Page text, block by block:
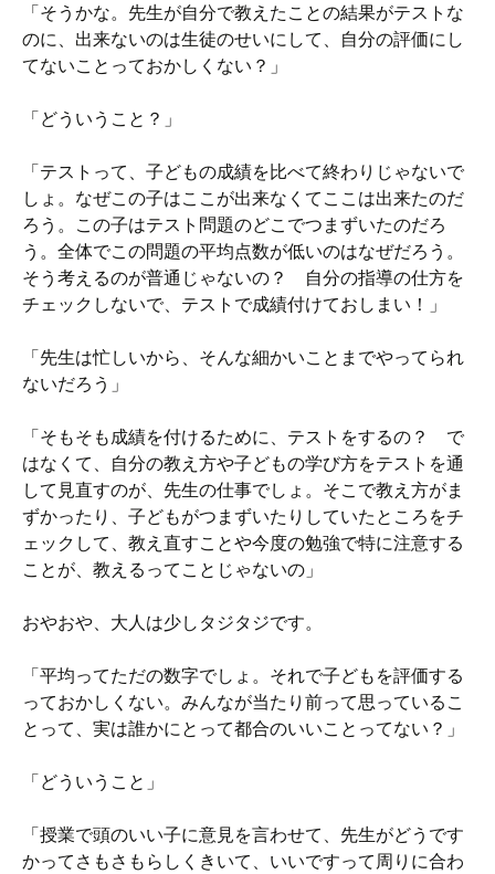
「そうかな。先生が自分で教えたことの結果がテストな
のに、出来ないのは生徒のせいにして、自分の評価にし
てないことっておかしくない？」
「どういうこと？」
「テストって、子どもの成績を比べて終わりじゃないで
しょ。なぜこの子はここが出来なくてここは出来たのだ
ろう。この子はテスト問題のどこでつまずいたのだろ
う。全体でこの問題の平均点数が低いのはなぜだろう。
そう考えるのが普通じゃないの？ 自分の指導の仕方を
チェックしないで、テストで成績付けておしまい！」
「先生は忙しいから、そんな細かいことまでやってられ
ないだろう」
「そもそも成績を付けるために、テストをするの？ で
はなくて、自分の教え方や子どもの学び方をテストを通
して見直すのが、先生の仕事でしょ。そこで教え方がま
ずかったり、子どもがつまずいたりしていたところをチ
ェックして、教え直すことや今度の勉強で特に注意する
ことが、教えるってことじゃないの」
おやおや、大人は少しタジタジです。
「平均ってただの数字でしょ。それで子どもを評価する
っておかしくない。みんなが当たり前って思っているこ
とって、実は誰かにとって都合のいいことってない？」
「どういうこと」
「授業で頭のいい子に意見を言わせて、先生がどうです
かってさもさもらしくきいて、いいですって周りに合わ